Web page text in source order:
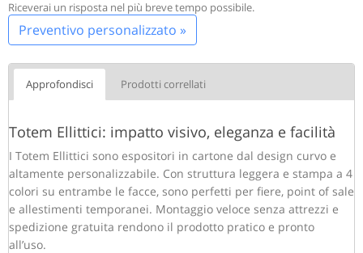
Riceverai un risposta nel più breve tempo possibile.
Preventivo personalizzato »
Approfondisci Prodotti correllati
Totem Ellittici: impatto visivo, eleganza e facilità
I Totem Ellittici sono espositori in cartone dal design curvo e
altamente personalizzabile. Con struttura leggera e stampa a 4
colori su entrambe le facce, sono perfetti per fiere, point of sale
e allestimenti temporanei. Montaggio veloce senza attrezzi e
spedizione gratuita rendono il prodotto pratico e pronto
all’uso.